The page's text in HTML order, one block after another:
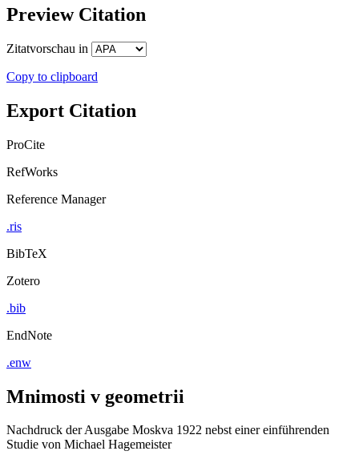
Preview Citation
Zitatvorschau in
Copy to clipboard
Export Citation
ProCite
RefWorks
Reference Manager
.ris
BibTeX
Zotero
.bib
EndNote
.enw
Mnimosti v geometrii
Nachdruck der Ausgabe Moskva 1922 nebst einer einführenden
Studie von Michael Hagemeister